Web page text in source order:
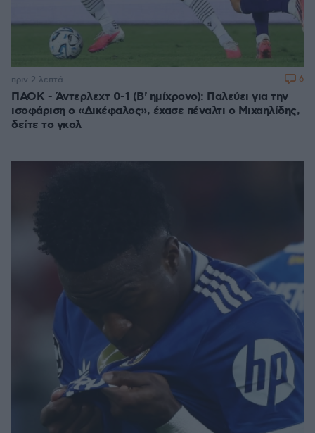
ΠΑΟΚ - Άντερλεχτ 0-1 (Β' ημίχρονο): Παλεύει για την
ισοφάριση ο «Δικέφαλος», έχασε πέναλτι ο Μιχαηλίδης,
δείτε το γκολ
πριν 2 λεπτά 6